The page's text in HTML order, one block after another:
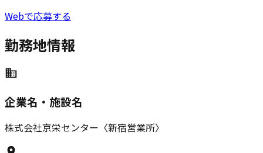
Webで応募する
勤務地情報
企業名・施設名
株式会社京栄センター〈新宿営業所〉